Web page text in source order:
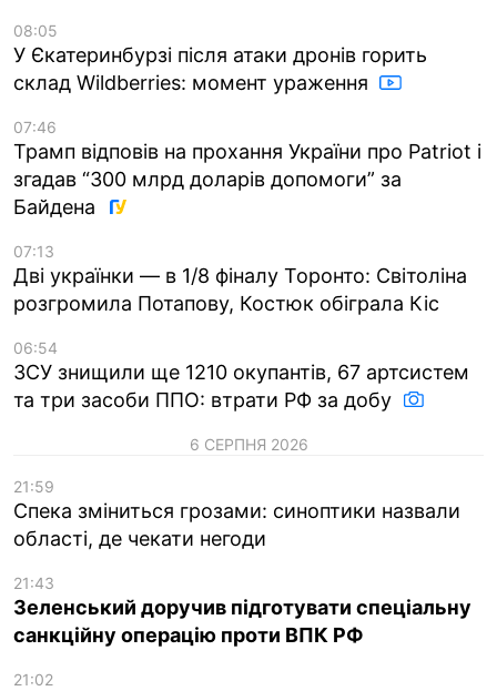
08:05
У Єкатеринбурзі після атаки дронів горить
склад Wildberries: момент ураження
07:46
Трамп відповів на прохання України про Patriot і
згадав “300 млрд доларів допомоги” за
Байдена
07:13
Дві українки — в 1/8 фіналу Торонто: Світоліна
розгромила Потапову, Костюк обіграла Кіс
06:54
ЗСУ знищили ще 1210 окупантів, 67 артсистем
та три засоби ППО: втрати РФ за добу
6 СЕРПНЯ 2026
21:59
Спека зміниться грозами: синоптики назвали
області, де чекати негоди
21:43
Зеленський доручив підготувати спеціальну
санкційну операцію проти ВПК РФ
21:02